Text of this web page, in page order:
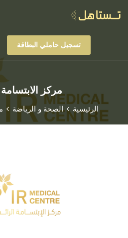
تسجيل حاملي البطاقة
مركز الابتسامة
الرئيسية الصحة و الرياضة